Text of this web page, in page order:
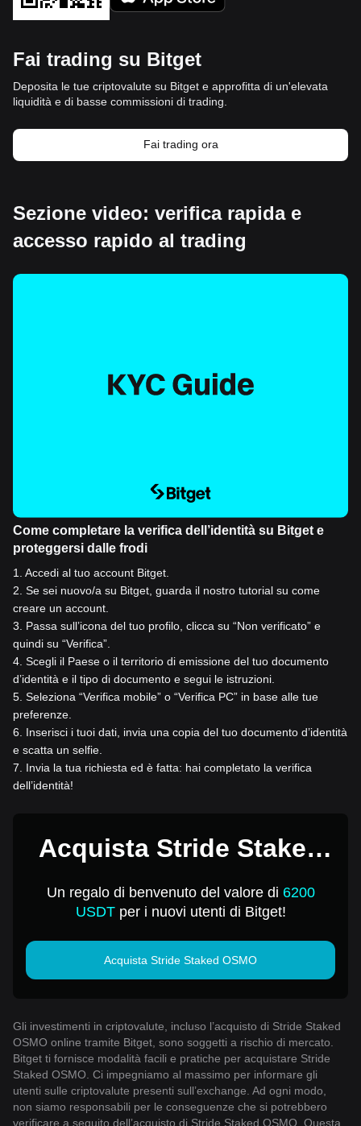
Fai trading su Bitget
Deposita le tue criptovalute su Bitget e approfitta di un'elevata
liquidità e di basse commissioni di trading.
Fai trading ora
Sezione video: verifica rapida e
accesso rapido al trading
Come completare la verifica dell’identità su Bitget e
proteggersi dalle frodi
1
Accedi al tuo account Bitget.
2 Se sei nuovo/a su Bitget, guarda il nostro tutorial su come
creare un account.
3
Passa sull’icona del tuo profilo, clicca su “Non verificato” e
quindi su “Verifica”.
4 Scegli il Paese o il territorio di emissione del tuo documento
d’identità e il tipo di documento e segui le istruzioni.
5 Seleziona “Verifica mobile” o “Verifica PC” in base alle tue
preferenze.
6
Inserisci i tuoi dati, invia una copia del tuo documento d’identità
e scatta un selfie.
7
Invia la tua richiesta ed è fatta: hai completato la verifica
dell’identità!
Acquista Stride Staked
Un regalo di benvenuto del valore di 6200
USDTper i nuovi utenti di Bitget!
Acquista Stride Staked OSMO
Gli investimenti in criptovalute, incluso l’acquisto di Stride Staked
OSMO online tramite Bitget, sono soggetti a rischio di mercato.
Bitget ti fornisce modalità facili e pratiche per acquistare Stride
Staked OSMO. Ci impegniamo al massimo per informare gli
utenti sulle criptovalute presenti sull’exchange. Ad ogni modo,
non siamo responsabili per le conseguenze che si potrebbero
verificare a seguito dell’acquisto di Stride Staked OSMO. Questa